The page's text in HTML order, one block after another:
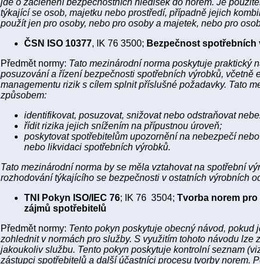
týkající se osob, majetku nebo prostředí, případně jejich
použít jen pro osoby, nebo pro osoby a majetek, nebo pro
ČSN ISO 10377, IK 76 3500; Bezpečnost
Předmět normy: Tato mezinárodní norma poskytuje praktický
posuzování a řízení bezpečnosti spotřebních výrobků, včetně
managementu rizik s cílem splnit příslušné požadavky. Tato
způsobem:
identifikovat, posuzovat, snižovat nebo odstraňovat
řídit rizika jejich snížením na přípustnou úroveň;
poskytovat spotřebitelům upozornění na nebezpečí
nebo likvidaci spotřebních výrobků.
Tato mezinárodní norma by se měla vztahovat na spotřební
rozhodování týkajícího se bezpečnosti v ostatních výrobních
TNI Pokyn ISO/IEC 76; IK 76 3504; Tvorba norem
zájmů spotřebitelů
Předmět normy: Tento pokyn poskytuje obecný návod, pokud
zohlednit v normách pro služby. S využitím tohoto návodu lze
jakoukoliv službu. Tento pokyn poskytuje kontrolní seznam
zástupci spotřebitelů a další účastníci procesu tvorby norem.